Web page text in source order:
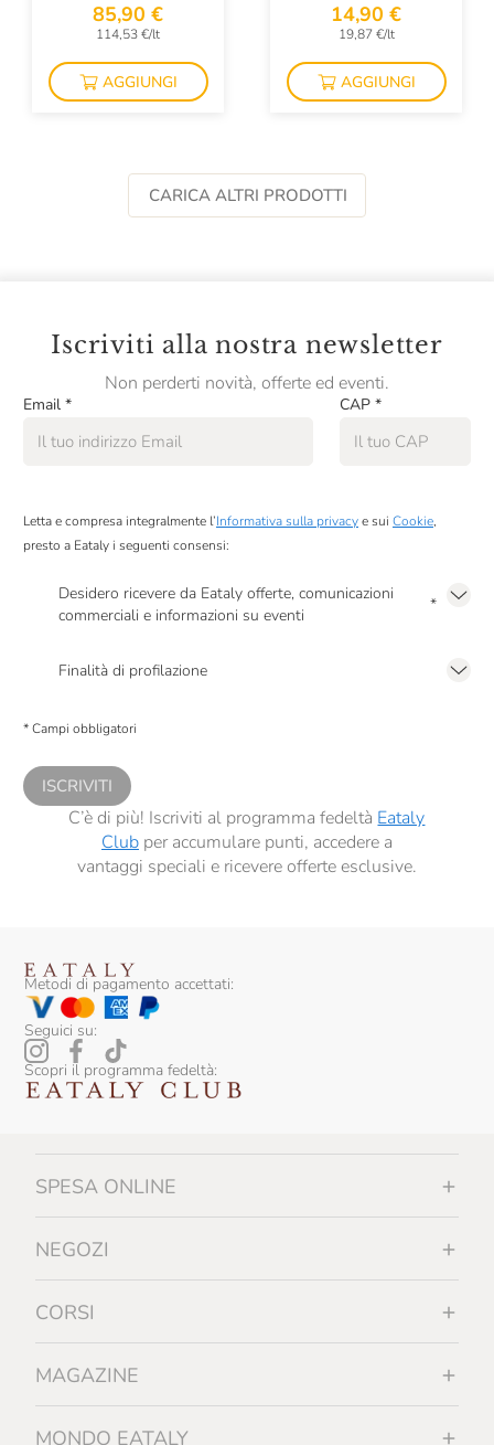
85,90 €
114,53 €/lt
AGGIUNGI
14,90 €
19,87 €/lt
AGGIUNGI
CARICA ALTRI PRODOTTI
Iscriviti alla nostra newsletter
Non perderti novità, offerte ed eventi.
Email * CAP *
Letta e compresa integralmente l’Informativa sulla privacye sui Cookie,
presto a Eataly i seguenti consensi:
Desidero ricevere da Eataly offerte, comunicazioni
commerciali e informazioni su eventi
*
Finalità di profilazione
comunicazioni commerciali personalizzate, in caso di consenso prestato ai
* Campi obbligatori
ISCRIVITI
C’è di più! Iscriviti al programma fedeltà Eataly
Clubper accumulare punti, accedere a
vantaggi speciali e ricevere offerte esclusive.
Metodi di pagamento accettati:
Seguici su:
Scopri il programma fedeltà:
SPESA ONLINE
NEGOZI
CORSI
MAGAZINE
MONDO EATALY